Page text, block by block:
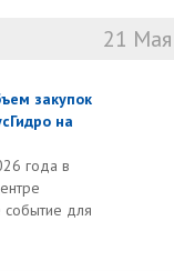
21 Мая
закупок
на
года в
для